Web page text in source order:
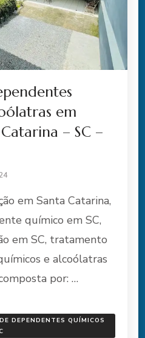
em
– SC –
em Santa Catarina,
químico em SC,
em SC, tratamento
e alcoólatras
por: …
DEPENDENTES QUÍMICOS